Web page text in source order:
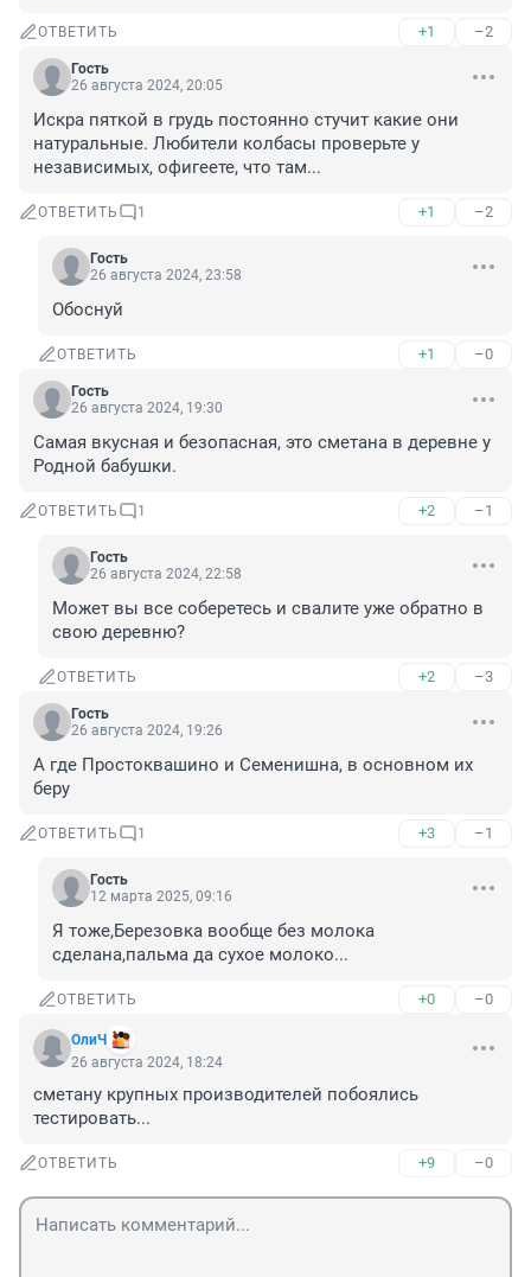
ОТВЕТИТЬ +1 –2
Гость
26 августа 2024, 20:05
Искра пяткой в грудь постоянно стучит какие они
натуральные. Любители колбасы проверьте у
независимых, офигеете, что там...
ОТВЕТИТЬ 1 +1 –2
Гость
26 августа 2024, 23:58
Обоснуй
ОТВЕТИТЬ +1 –0
Гость
26 августа 2024, 19:30
Самая вкусная и безопасная, это сметана в деревне у
Родной бабушки.
ОТВЕТИТЬ 1 +2 –1
Гость
26 августа 2024, 22:58
Может вы все соберетесь и свалите уже обратно в
свою деревню?
ОТВЕТИТЬ +2 –3
Гость
26 августа 2024, 19:26
А где Простоквашино и Семенишна, в основном их
беру
ОТВЕТИТЬ 1 +3 –1
Гость
12 марта 2025, 09:16
Я тоже,Березовка вообще без молока
сделана,пальма да сухое молоко...
ОТВЕТИТЬ +0 –0
ОлиЧ
26 августа 2024, 18:24
сметану крупных производителей побоялись
тестировать...
ОТВЕТИТЬ +9 –0